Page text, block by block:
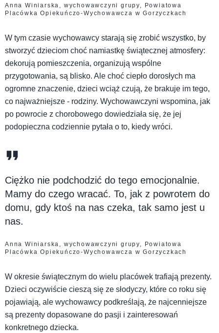
Anna Winiarska, wychowawczyni grupy, Powiatowa
Placówka Opiekuńczo-Wychowawcza w Gorzyczkach
W tym czasie wychowawcy starają się zrobić wszystko, by
stworzyć dzieciom choć namiastkę świątecznej atmosfery:
dekorują pomieszczenia, organizują wspólne
przygotowania, są blisko. Ale choć ciepło dorosłych ma
ogromne znaczenie, dzieci wciąż czują, że brakuje im tego,
co najważniejsze - rodziny. Wychowawczyni wspomina, jak
po powrocie z chorobowego dowiedziała się, że jej
podopieczna codziennie pytała o to, kiedy wróci.
Ciężko nie podchodzić do tego emocjonalnie.
Mamy do czego wracać. To, jak z powrotem do
domu, gdy ktoś na nas czeka, tak samo jest u
nas.
Anna Winiarska, wychowawczyni grupy, Powiatowa
Placówka Opiekuńczo-Wychowawcza w Gorzyczkach
W okresie świątecznym do wielu placówek trafiają prezenty.
Dzieci oczywiście cieszą się ze słodyczy, które co roku się
pojawiają, ale wychowawcy podkreślają, że najcenniejsze
są prezenty dopasowane do pasji i zainteresowań
konkretnego dziecka.